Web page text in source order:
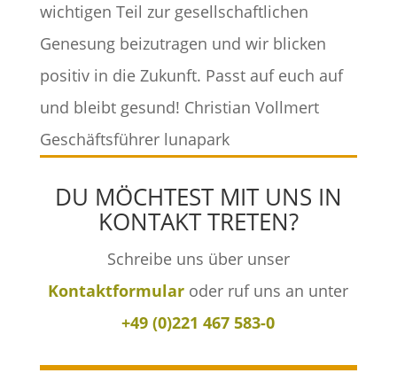
wichtigen Teil zur gesellschaftlichen
Genesung beizutragen und wir blicken
positiv in die Zukunft. Passt auf euch auf
und bleibt gesund! Christian Vollmert
Geschäftsführer lunapark
DU MÖCHTEST MIT UNS IN
KONTAKT TRETEN?
Schreibe uns über unser
Kontaktformular oder ruf uns an unter
+49 (0)221 467 583-0